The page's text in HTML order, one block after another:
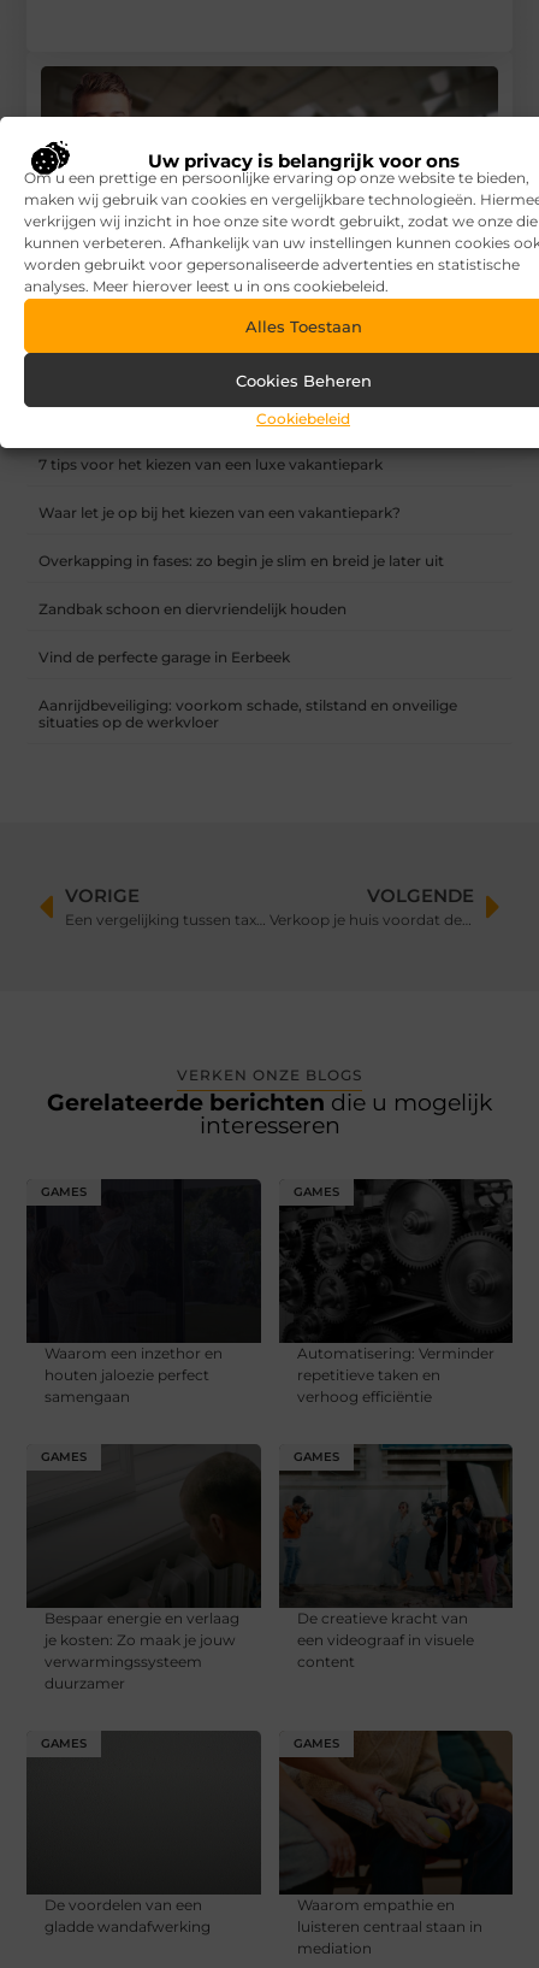
Uw privacy is belangrijk voor ons
Om u een prettige en persoonlijke ervaring op onze website te bieden,
maken wij gebruik van cookies en vergelijkbare technologieën.
verkrijgen wij inzicht in hoe onze site wordt gebruikt, zodat we onze
kunnen verbeteren. Afhankelijk van uw instellingen kunnen cookies
worden gebruikt voor gepersonaliseerde advertenties en statistische
analyses. Meer hierover leest u in ons cookiebeleid.
Alles Toestaan
Cookies Beheren
Cookiebeleid
Wanneer je een adviseur moet inschakelen
RECENTE BERICHTEN
7 tips voor het kiezen van een luxe vakantiepark
Waar let je op bij het kiezen van een vakantiepark?
Overkapping in fases: zo begin je slim en breid je later uit
Zandbak schoon en diervriendelijk houden
Vind de perfecte garage in Eerbeek
Aanrijdbeveiliging: voorkom schade, stilstand en onveilige
situaties op de werkvloer
VORIGE
Een vergelijking tussen taxi’s en andere vervoersdiensten
VOLGENDE
Verkoop je huis voordat de rentes stijgen en huizenprijzen dalen
VERKEN ONZE BLOGS
Gerelateerde berichten die u mogelijk
interesseren
GAMES
Waarom een inzethor en
houten jaloezie perfect
samengaan
GAMES
Automatisering: Verminder
repetitieve taken en
verhoog efficiëntie​
GAMES
Bespaar energie en verlaag
je kosten: Zo maak je jouw
verwarmingssysteem
duurzamer
GAMES
De creatieve kracht van
een videograaf in visuele
content
GAMES
De voordelen van een
gladde wandafwerking
GAMES
Waarom empathie en
luisteren centraal staan in
mediation